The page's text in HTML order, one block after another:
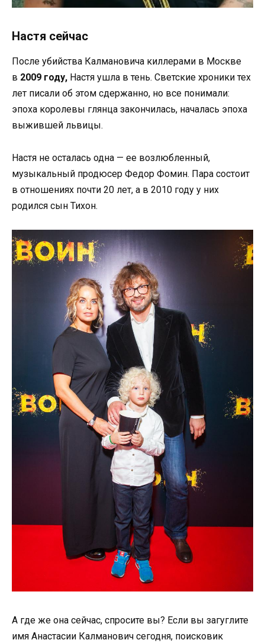
Настя сейчас
После убийства Калмановича киллерами в Москве
в 2009 году, Настя ушла в тень. Светские хроники тех
лет писали об этом сдержанно, но все понимали:
эпоха королевы глянца закончилась, началась эпоха
выжившей львицы.
Настя не осталась одна — ее возлюбленный,
музыкальный продюсер Федор Фомин. Пара состоит
в отношениях почти 20 лет, а в 2010 году у них
родился сын Тихон.
А где же она сейчас, спросите вы? Если вы загуглите
имя Анастасии Калманович сегодня, поисковик